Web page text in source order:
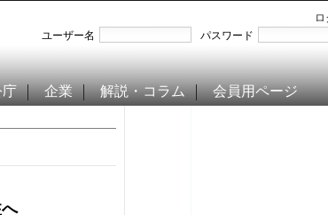
ユーザー名
パスワード
庁 企業 解説・コラム 会員用ページ